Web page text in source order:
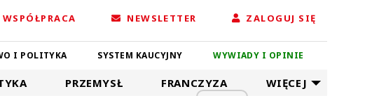
WSPÓŁPRACA NEWSLETTER ZALOGUJ SIĘ
I POLITYKA SYSTEM KAUCYJNY WYWIADY I OPINIE
PRZEMYSŁ FRANCZYZA WIĘCEJ